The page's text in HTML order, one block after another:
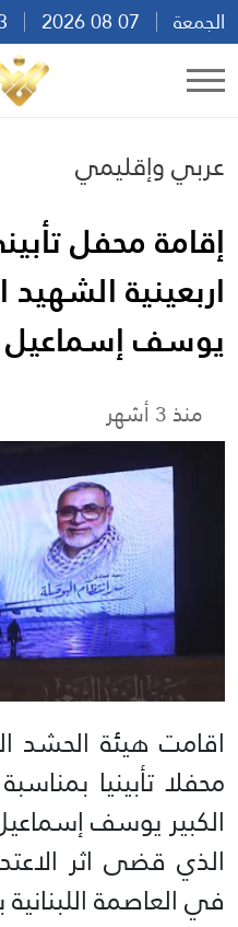
الجمعة
عربي وإقليمي
إقامة محفل
اربعينية الشهيد
يوسف
منذ 3 أشهر
اقامت هيئة الحشد
محفلا تأبينيا
الكبير يوسف
الذي قضى اثر
في العاصمة